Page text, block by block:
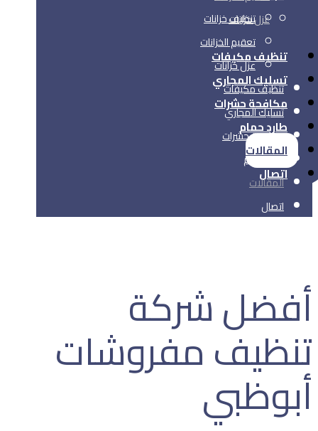
عزل خزانات
تنظيف مكيفات
تسليك المجاري
مكافحة حشرات
طارد حمام
المقالات
اتصال
تنظيف خزانات
تعقيم الخزانات
عزل خزانات
تنظيف مكيفات
تسليك المجاري
مكافحة حشرات
طارد حمام
المقالات
اتصال
أفضل شركة
تنظيف مفروشات
أبوظبي